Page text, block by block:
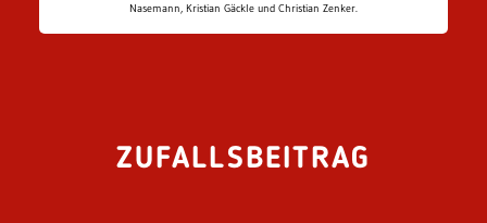
Nasemann, Kristian Gäckle und Christian Zenker.
ZUFALLSBEITRAG